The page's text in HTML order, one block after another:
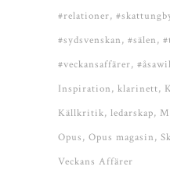
#relationer
#sydsvenskan #sälen
#veckansaffärer
Inspiration klarinett
Källkritik ledarskap
Opus Opus magasin
Veckans Affärer